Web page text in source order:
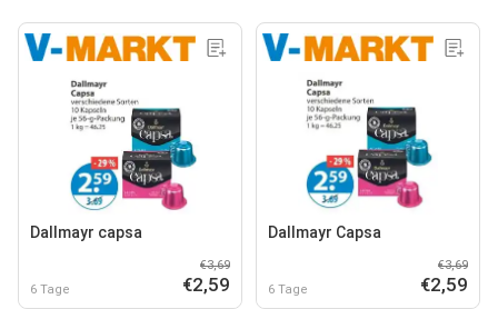
Dallmayr capsa
6 Tage
€3,69
€2,59
Dallmayr Capsa
6 Tage
€3,69
€2,59